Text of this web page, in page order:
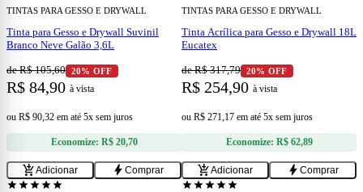
TINTAS PARA GESSO E DRYWALL
Tinta para Gesso e Drywall Suvinil
Branco Neve Galão 3,6L
de R$ 105,60 20% OFF
R$ 84,90 à vista
ou R$ 90,32 em até 5x sem juros
Economize: R$ 20,70
add_shopping_cartAdicionar bolt Comprar
TINTAS PARA GESSO E DRYWALL
Tinta Acrílica para Gesso e Drywall 18L
Eucatex
de R$ 317,79 20% OFF
R$ 254,90 à vista
ou R$ 271,17 em até 5x sem juros
Economize: R$ 62,89
add_shopping_cartAdicionar bolt Comprar
starstarstarstarstar ESGOTADO
starstarstarstarstar